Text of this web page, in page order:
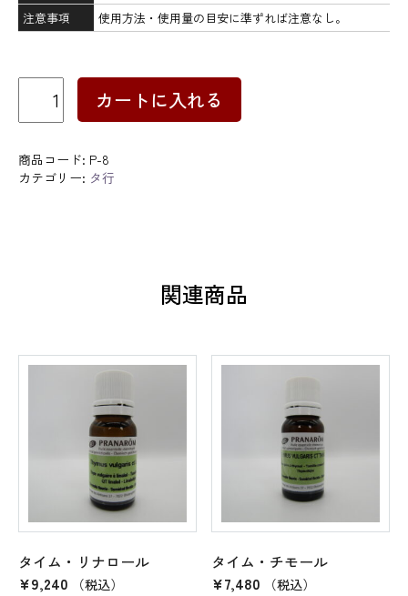
注意事項
使用方法・使用量の目安に準ずれば注意なし。
ル
カートに入れる
商品コード: P-8
カテゴリー: タ行
関連商品
タイム・リナロール
¥9,240 （税込）
タイム・チモール
¥7,480 （税込）